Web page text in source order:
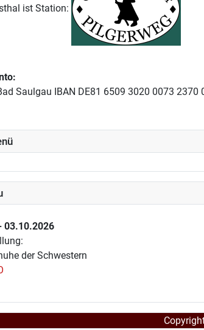
03.10.2026
der Schwestern
ist Station:
Saulgau IBAN DE81 6509 3020 0073 2370